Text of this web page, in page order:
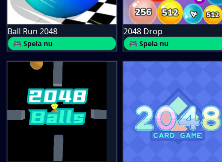
Ball Run 2048
🎮 Spela nu
2048 Drop
🎮 Spela nu